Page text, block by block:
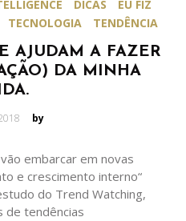
DICAS
EU FIZ
TECNOLOGIA TENDÊNCIA
AJUDAM A FAZER
DA MINHA
by
embarcar em novas
e crescimento interno“
do Trend Watching,
de tendências